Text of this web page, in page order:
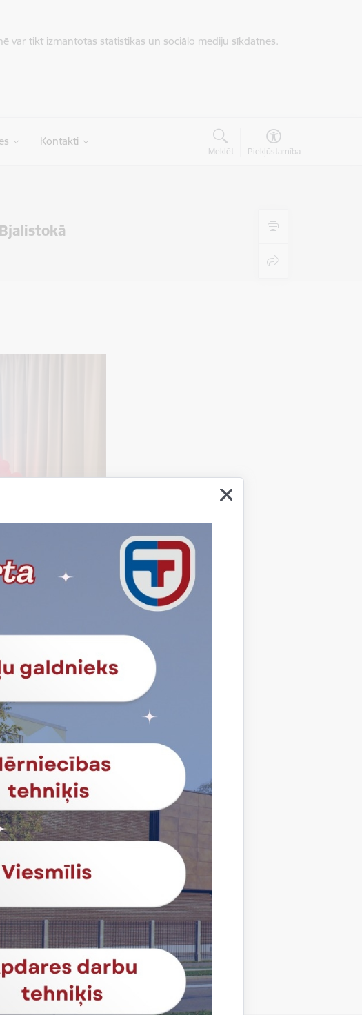
var tikt izmantotas statistikas un sociālo mediju sīkdatnes.
Kontakti
Meklēt Piekļūstamība
15. februārī izglītojamie devās uz Poliju,
līdz 2025. gada 28. februārim. Mobilitātes laikā
savas zināšanas, pilnveidos praktiskās
paredzētas arī kultūras un izziņas
izpratni par Eiropas daudzveidību Erasmus+
grafiku.